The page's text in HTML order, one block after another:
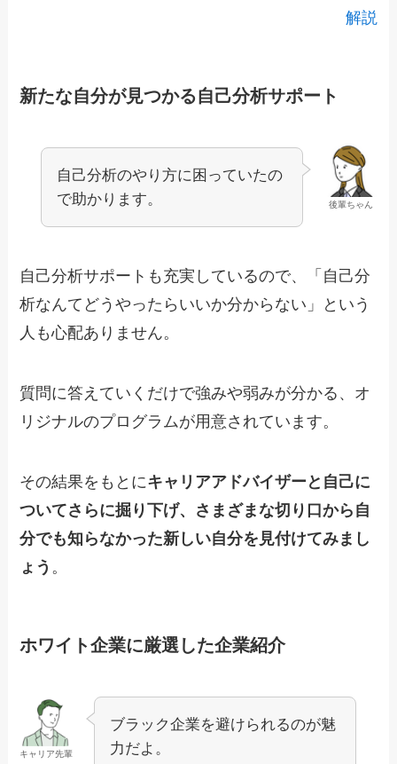
解説
新たな自分が見つかる自己分析サポート
後輩ちゃん
自己分析のやり方に困っていたの
で助かります。
自己分析サポートも充実しているので、「自己分
析なんてどうやったらいいか分からない」という
人も心配ありません。
質問に答えていくだけで強みや弱みが分かる、オ
リジナルのプログラムが用意されています。
その結果をもとにキャリアアドバイザーと自己に
ついてさらに掘り下げ、さまざまな切り口から自
分でも知らなかった新しい自分を見付けてみまし
ょう 。
ホワイト企業に厳選した企業紹介
キャリア先輩
ブラック企業を避けられるのが魅
力だよ。